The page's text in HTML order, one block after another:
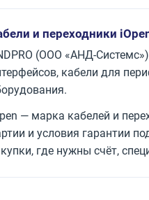
и переходники
(ООО «АНД-
кабели для
— марка кабелей и
и условия гарантии
где нужны счёт,